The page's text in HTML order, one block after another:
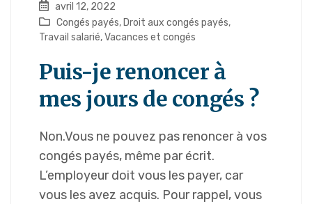
avril 12, 2022
Congés payés, Droit aux congés payés,
Travail salarié,Vacances et congés
Puis-je renoncer à
mes jours de congés ?
Non.Vous ne pouvez pas renoncer à vos
congés payés, même par écrit.
L’employeur doit vous les payer, car
vous les avez acquis. Pour rappel, vous